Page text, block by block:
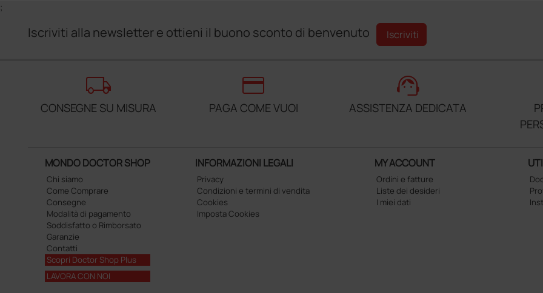
;
Iscriviti alla newsletter e ottieni il buono sconto di benvenuto Iscriviti
local_shipping
CONSEGNE SU MISURA
credit_card
PAGA COME VUOI
support_agent
ASSISTENZA DEDICATA
MONDO DOCTOR SHOP
Chi siamo
Come Comprare
Consegne
Modalità di pagamento
Soddisfatto o Rimborsato
Garanzie
Contatti
Scopri Doctor Shop Plus
LAVORA CON NOI
INFORMAZIONI LEGALI
Privacy
Condizioni e termini di vendita
Cookies
Imposta Cookies
MY ACCOUNT
Ordini e fatture
Liste dei desideri
I miei dati